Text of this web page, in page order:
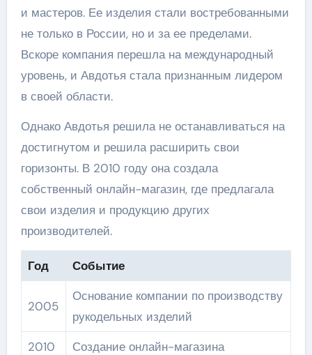
и мастеров. Ее изделия стали востребованными
не только в России, но и за ее пределами.
Вскоре компания перешла на международный
уровень, и Авдотья стала признанным лидером
в своей области.
Однако Авдотья решила не останавливаться на
достигнутом и решила расширить свои
горизонты. В 2010 году она создала
собственный онлайн-магазин, где предлагала
свои изделия и продукцию других
производителей.
Год Событие
2005
Основание компании по производству
рукодельных изделий
2010
Создание онлайн-магазина